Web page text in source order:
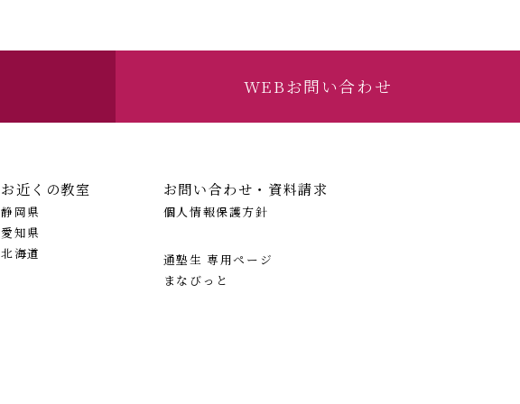
WEBお問い合わせ
お近くの教室
静岡県
愛知県
北海道
お問い合わせ・資料請求
個人情報保護方針
通塾生 専用ページ
まなびっと